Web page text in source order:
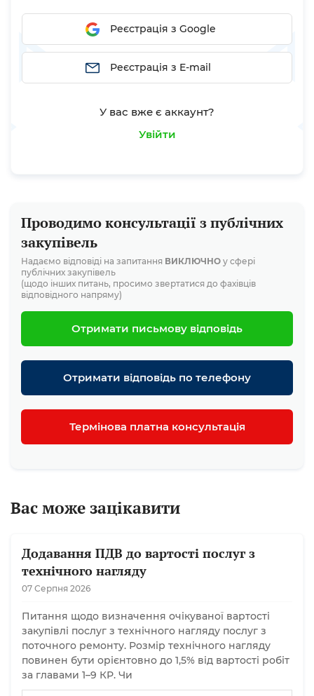
Реєстрація з Google
Реєстрація з E-mail
У вас вже є аккаунт?
Увійти
Проводимо консультації з публічних
закупівель
Надаємо відповіді на запитання ВИКЛЮЧНО у сфері
публічних закупівель
(щодо інших питань, просимо звертатися до фахівців
відповідного напряму)
Отримати письмову відповідь
Отримати відповідь по телефону
Термінова платна консультація
Вас може зацікавити
Додавання ПДВ до вартості послуг з
технічного нагляду
07 Серпня 2026
Питання щодо визначення очікуваної вартості
закупівлі послуг з технічного нагляду послуг з
поточного ремонту. Розмір технічного нагляду
повинен бути орієнтовно до 1,5% від вартості робіт
за главами 1–9 КР. Чи